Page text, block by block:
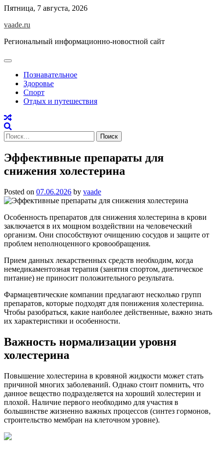
Skip
content
Пятница, 7 августа, 2026
vaade.ru
Региональный информационно-новостной сайт
Познавательное
Здоровье
Спорт
Отдых и путешествия
Найти:
Эффективные препараты для
снижения холестерина
Posted on 07.06.2026 by vaade
Особенность препаратов для снижения холестерина в крови
заключается в их мощном воздействии на человеческий
организм. Они способствуют очищению сосудов и защите от
проблем неполноценного кровообращения.
Прием данных лекарственных средств необходим, когда
немедикаментозная терапия (занятия спортом, диетическое
питание) не приносит положительного результата.
Фармацевтические компании предлагают несколько групп
препаратов, которые подходят для понижения холестерина.
Чтобы разобраться, какие наиболее действенные, важно знать
их характеристики и особенности.
Важность нормализации уровня
холестерина
Повышение холестерина в кровяной жидкости может стать
причиной многих заболеваний. Однако стоит помнить, что
данное вещество подразделяется на хороший холестерин и
плохой. Наличие первого необходимо для участия в
большинстве жизненно важных процессов (синтез гормонов,
строительство мембран на клеточном уровне).